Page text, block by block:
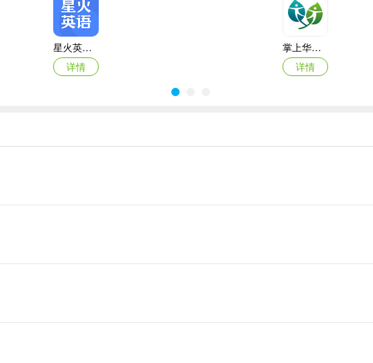
星火英语ipad版
详情
掌上华医苹果版
详情
每日英语听力苹果版
橙果错题本ios版